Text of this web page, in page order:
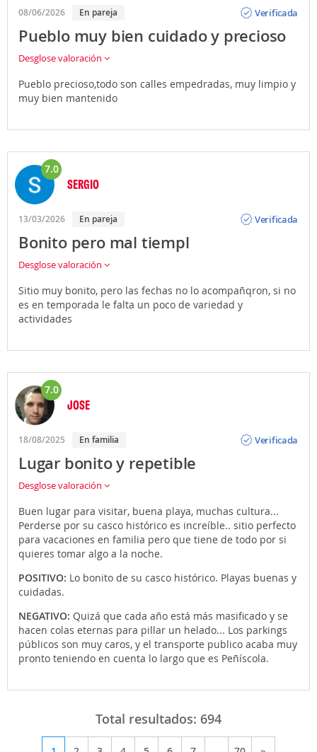
08/06/2026 En pareja
Verificada
Pueblo muy bien cuidado y precioso
Desglose valoración
Pueblo precioso,todo son calles empedradas, muy limpio y
muy bien mantenido
7.0
SERGIO
13/03/2026 En pareja
Verificada
Bonito pero mal tiempl
Desglose valoración
Sitio muy bonito, pero las fechas no lo acompañqron, si no
es en temporada le falta un poco de variedad y
actividades
7.0
JOSE
18/08/2025 En familia
Verificada
Lugar bonito y repetible
Desglose valoración
Buen lugar para visitar, buena playa, muchas cultura...
Perderse por su casco histórico es increíble.. sitio perfecto
para vacaciones en familia pero que tiene de todo por si
quieres tomar algo a la noche.
POSITIVO: Lo bonito de su casco histórico. Playas buenas y
cuidadas.
NEGATIVO: Quizá que cada año está más masificado y se
hacen colas eternas para pillar un helado... Los parkings
públicos son muy caros, y el transporte publico acaba muy
pronto teniendo en cuenta lo largo que es Peñíscola.
Total resultados: 694